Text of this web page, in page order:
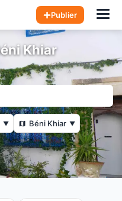
Publier
Khiar
▼ Béni Khiar ▼